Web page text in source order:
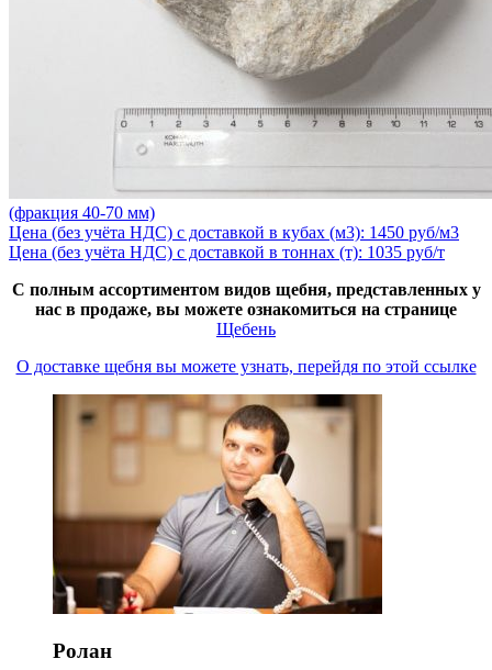
(фракция 40-70 мм)
Цена (без учёта НДС) с доставкой в кубах (м3): 1450 руб/м3
Цена (без учёта НДС) с доставкой в тоннах (т): 1035 руб/т
С полным ассортиментом видов щебня, представленных у
нас в продаже, вы можете ознакомиться на странице
Щебень
О доставке щебня вы можете узнать, перейдя по этой ссылке
Ролан